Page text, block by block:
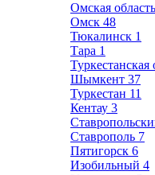
Омская область
Омск 48
Тюкалинск 1
Тара 1
Туркестанская
Шымкент 37
Туркестан 11
Кентау 3
Ставрополь 7
Пятигорск 6
Изобильный 4